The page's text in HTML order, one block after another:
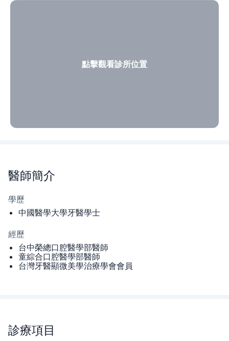
點擊觀看診所位置
醫師簡介
學歷
中國醫學大學牙醫學士
經歷
台中榮總口腔醫學部醫師
童綜合口腔醫學部醫師
台灣牙醫顯微美學治療學會會員
診療項目